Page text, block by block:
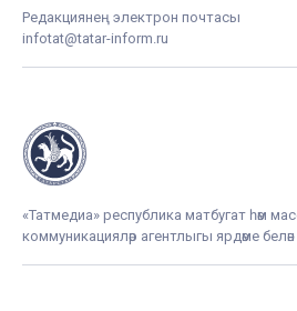
Редакциянең электрон почтасы
infotat@tatar-inform.ru
«Татмедиа» республика матбугат һәм
коммуникацияләр агентлыгы ярдәме